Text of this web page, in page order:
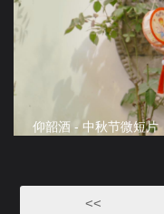
仰韶酒 - 中秋节微短片
<<